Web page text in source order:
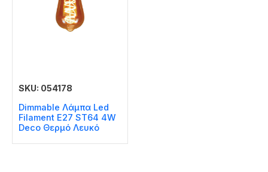
SKU: 054178
Dimmable Λάμπα Led
Filament E27 ST64 4W
Deco Θερμό Λευκό